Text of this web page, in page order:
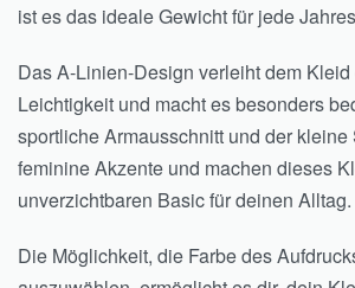
ist es das ideale Gewicht für jede
Das A-Linien-Design verleiht dem
Leichtigkeit und macht es besonders
sportliche Armausschnitt und der kleine
feminine Akzente und machen dieses
unverzichtbaren Basic für deinen Alltag.
Die Möglichkeit, die Farbe des